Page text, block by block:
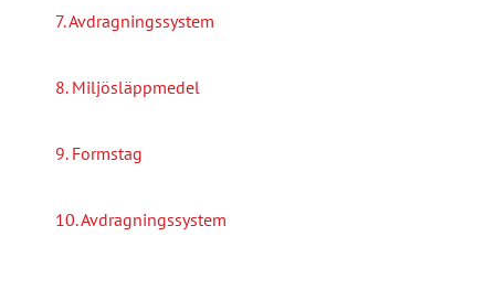
7. Avdragningssystem
8. Miljösläppmedel
9. Formstag
10. Avdragningssystem